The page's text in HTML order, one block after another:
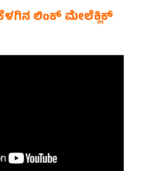
ಕೆಳಗಿನ ಲಿಂಕ್ ಮೇಲೆಕ್ಲಿಕ್